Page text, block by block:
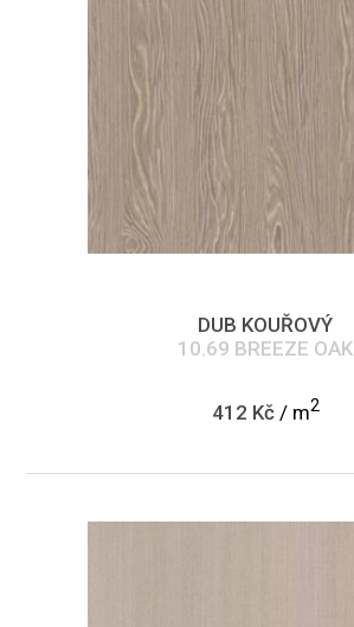
DUB KOUŘOVÝ
10.69 BREEZE OAK
412 Kč/ m2